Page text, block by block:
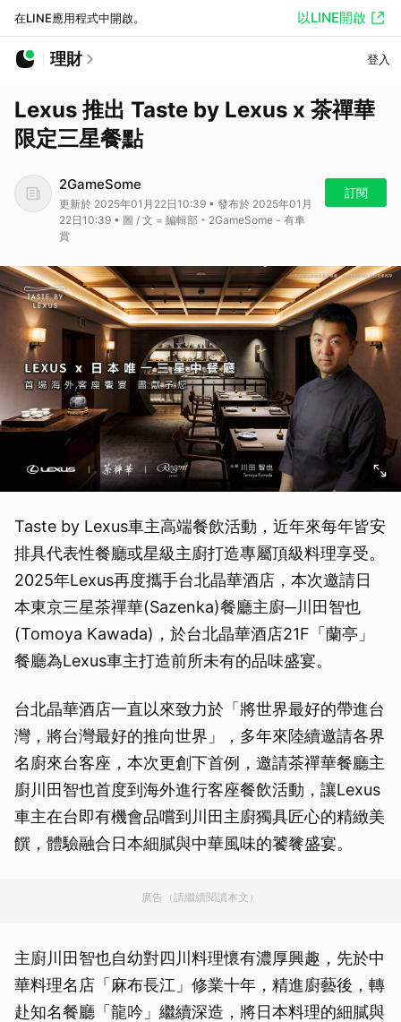
在LINE應用程式中開啟。 以LINE開啟
理財 登入
Lexus 推出 Taste by Lexus x 茶禪華
限定三星餐點
2GameSome
更新於 2025年01月22日10:39 • 發布於 2025年01月
22日10:39 • 圖 / 文 = 編輯部 - 2GameSome - 有車
賞
訂閱
Taste by Lexus車主高端餐飲活動，近年來每年皆安
排具代表性餐廳或星級主廚打造專屬頂級料理享受。
2025年Lexus再度攜手台北晶華酒店，本次邀請日
本東京三星茶禪華(Sazenka)餐廳主廚─川田智也
(Tomoya Kawada)，於台北晶華酒店21F「蘭亭」
餐廳為Lexus車主打造前所未有的品味盛宴。
台北晶華酒店一直以來致力於「將世界最好的帶進台
灣，將台灣最好的推向世界」，多年來陸續邀請各界
名廚來台客座，本次更創下首例，邀請茶禪華餐廳主
廚川田智也首度到海外進行客座餐飲活動，讓Lexus
車主在台即有機會品嚐到川田主廚獨具匠心的精緻美
饌，體驗融合日本細膩與中華風味的饕餮盛宴。
廣告（請繼續閱讀本文）
主廚川田智也自幼對四川料理懷有濃厚興趣，先於中
華料理名店「麻布長江」修業十年，精進廚藝後，轉
赴知名餐廳「龍吟」繼續深造，將日本料理的細膩與